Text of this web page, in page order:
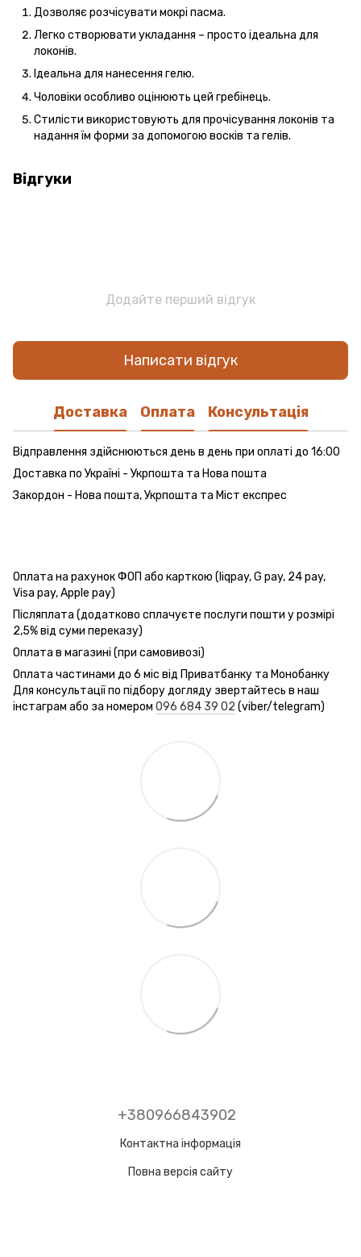
Дозволяє розчісувати мокрі пасма.
Легко створювати укладання – просто ідеальна для
локонів.
Ідеальна для нанесення гелю.
Чоловіки особливо оцінюють цей гребінець.
Стилісти використовують для прочісування локонів та
надання їм форми за допомогою восків та гелів.
Відгуки
Додайте перший відгук
Написати відгук
Доставка Оплата Консультація
Відправлення здійснюються день в день при оплаті до 16:00
Доставка по Україні - Укрпошта та Нова пошта
Закордон - Нова пошта, Укрпошта та Міст експрес
Оплата на рахунок ФОП або карткою (liqpay, G pay, 24 pay,
Visa pay, Apple pay)
Післяплата (додатково сплачуєте послуги пошти у розмірі
2,5% від суми переказу)
Оплата в магазині (при самовивозі)
Оплата частинами до 6 міс від Приватбанку та Монобанку
Для консультації по підбору догляду звертайтесь в наш
інстаграм або за номером 096 684 39 02 (viber/telegram)
+380966843902
Контактна інформація
Повна версія сайту